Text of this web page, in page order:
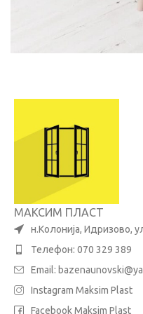
МАКСИМ ПЛАСТ
н.Колонија, Идризово,
Телефон: 070 329 389
Email:
Instagram Maksim Plast
Facebook Maksim Plast